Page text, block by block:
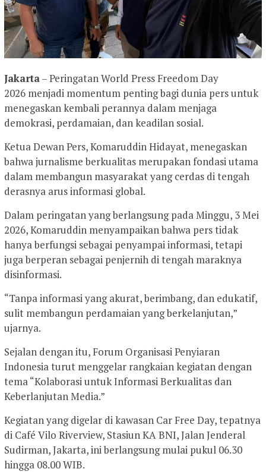
Jakarta– Peringatan World Press Freedom Day
2026 menjadi momentum penting bagi dunia pers untuk
menegaskan kembali perannya dalam menjaga
demokrasi, perdamaian, dan keadilan sosial.
Ketua Dewan Pers, Komaruddin Hidayat, menegaskan
bahwa jurnalisme berkualitas merupakan fondasi utama
dalam membangun masyarakat yang cerdas di tengah
derasnya arus informasi global.
Dalam peringatan yang berlangsung pada Minggu, 3 Mei
2026, Komaruddin menyampaikan bahwa pers tidak
hanya berfungsi sebagai penyampai informasi, tetapi
juga berperan sebagai penjernih di tengah maraknya
disinformasi.
“Tanpa informasi yang akurat, berimbang, dan edukatif,
sulit membangun perdamaian yang berkelanjutan,”
ujarnya.
Sejalan dengan itu, Forum Organisasi Penyiaran
Indonesia turut menggelar rangkaian kegiatan dengan
tema “Kolaborasi untuk Informasi Berkualitas dan
Keberlanjutan Media.”
Kegiatan yang digelar di kawasan Car Free Day, tepatnya
di Café Vilo Riverview, Stasiun KA BNI, Jalan Jenderal
Sudirman, Jakarta, ini berlangsung mulai pukul 06.30
hingga 08.00 WIB.